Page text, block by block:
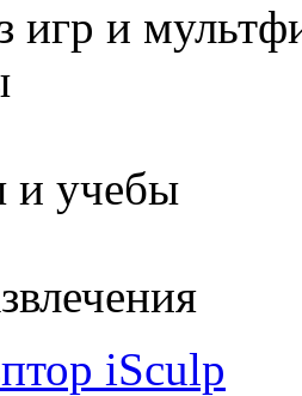
игр и
и учебы
iSculp